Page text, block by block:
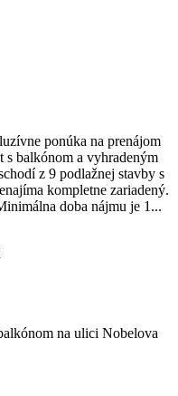
ponúka na prenájom
s balkónom a vyhradeným
z 9 podlažnej stavby s
kompletne zariadený.
doba nájmu je 1...
na ulici Nobelova